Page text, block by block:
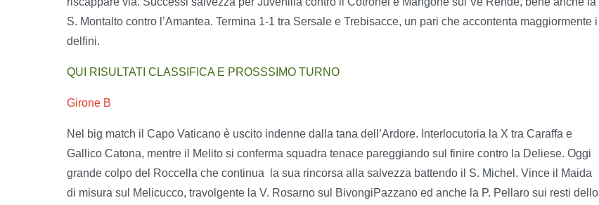
S. Montalto contro l’Amantea. Termina 1-1 tra Sersale e Trebisacce, un pari che accontenta maggiormente i
delfini.
QUI RISULTATI CLASSIFICA E PROSSSIMO TURNO
Girone B
Nel big match il Capo Vaticano è uscito indenne dalla tana dell’Ardore. Interlocutoria la X tra Caraffa e
Gallico Catona, mentre il Melito si conferma squadra tenace pareggiando sul finire contro la Deliese. Oggi
grande colpo del Roccella che continua
la sua rincorsa alla salvezza battendo il S. Michel. Vince il Maida
di misura sul Melicucco, travolgente la V. Rosarno sul BivongiPazzano ed anche la P. Pellaro sui resti dello